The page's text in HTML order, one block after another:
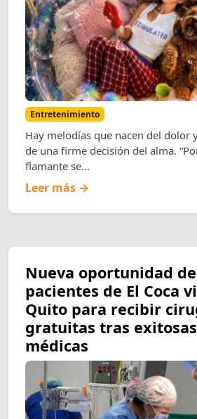
Entretenimiento
Hay melodías que nacen del dolor
de una firme decisión del alma.
flamante se...
Leer más →
Nueva oportunidad
pacientes de El Coca
Quito para recibir
gratuitas tras
médicas